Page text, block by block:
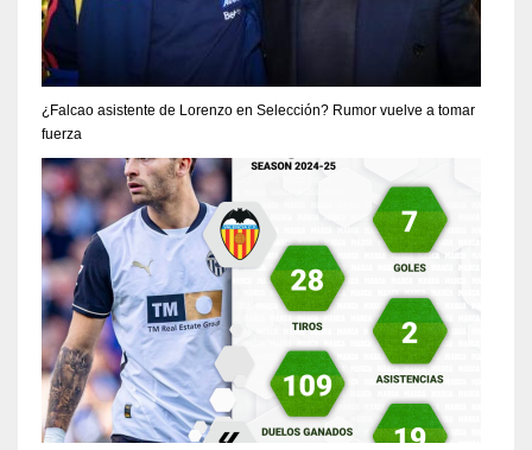
¿Falcao asistente de Lorenzo en Selección? Rumor vuelve a tomar
fuerza